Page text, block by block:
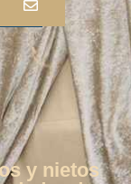
y nietos